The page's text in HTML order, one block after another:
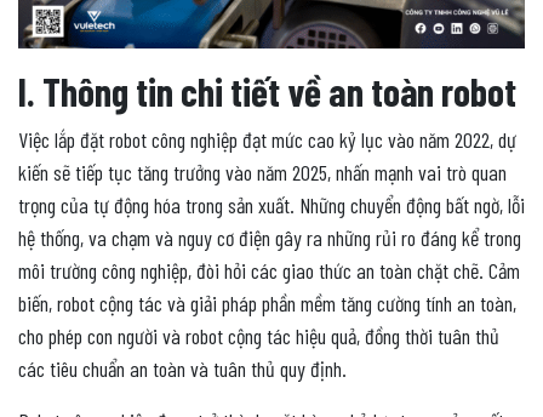
I. Thông tin chi tiết về an toàn robot
Việc lắp đặt robot công nghiệp đạt mức cao kỷ lục vào năm 2022, dự
kiến ​​sẽ tiếp tục tăng trưởng vào năm 2025, nhấn mạnh vai trò quan
trọng của tự động hóa trong sản xuất. Những chuyển động bất ngờ, lỗi
hệ thống, va chạm và nguy cơ điện gây ra những rủi ro đáng kể trong
môi trường công nghiệp, đòi hỏi các giao thức an toàn chặt chẽ. Cảm
biến, robot cộng tác và giải pháp phần mềm tăng cường tính an toàn,
cho phép con người và robot cộng tác hiệu quả, đồng thời tuân thủ
các tiêu chuẩn an toàn và tuân thủ quy định.